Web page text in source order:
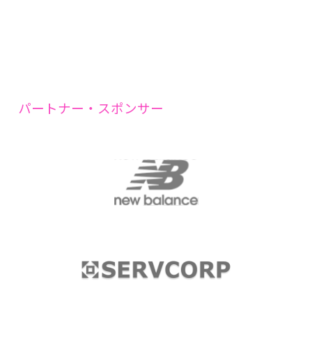
パートナー・スポンサー